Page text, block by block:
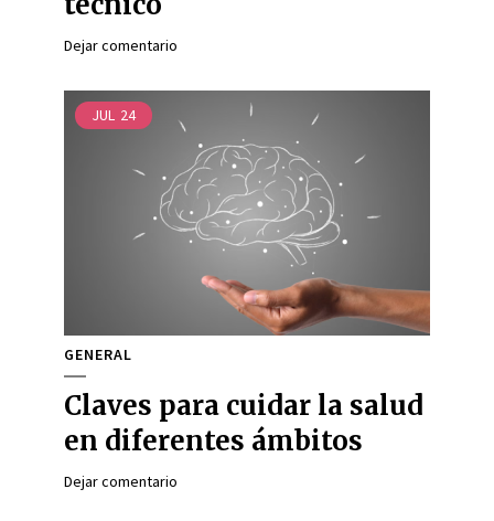
Dejar comentario
JUL 24
GENERAL
Claves para cuidar la salud
en diferentes ámbitos
Dejar comentario